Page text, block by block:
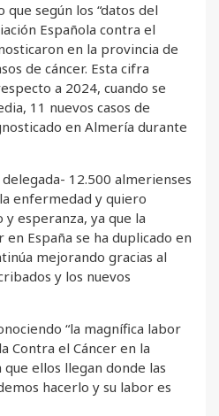
que según los “datos del
Española contra el
en la provincia de
de cáncer. Esta cifra
a 2024, cuando se
11 nuevos casos de
en Almería durante
12.500 almerienses
enfermedad y quiero
esperanza, ya que la
España se ha duplicado en
mejorando gracias al
y los nuevos
“la magnífica labor
Contra el Cáncer en la
ellos llegan donde las
hacerlo y su labor es